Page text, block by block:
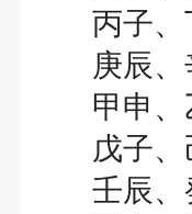
丙子、
庚辰、
甲申、
戊子、
壬辰、